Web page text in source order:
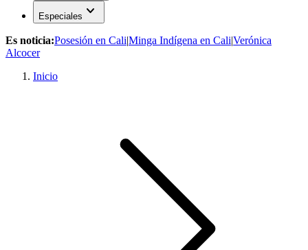
Especiales expand_more
Es noticia:Posesión en Cali|Minga Indígena en Cali|Verónica
Alcocer
Inicio